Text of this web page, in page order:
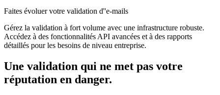
Faites évoluer votre validation d''e-mails
Gérez la validation à fort volume avec une infrastructure robuste.
Accédez à des fonctionnalités API avancées et à des rapports
détaillés pour les besoins de niveau entreprise.
Une validation qui ne met pas votre
réputation en danger.